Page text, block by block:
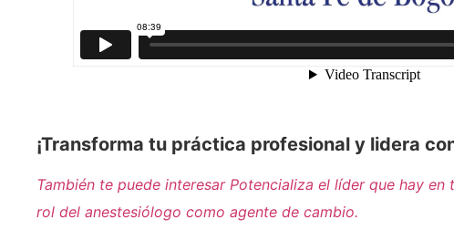
¡Transforma tu práctica profesional y lidera
También te puede interesar Potencializa el líder que hay
rol del anestesiólogo como agente de cambio.